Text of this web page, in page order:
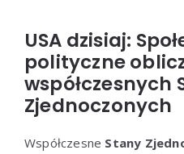
USA dzisiaj:
polityczne
współczesnych
Zjednoczonych
Współczesne Stany